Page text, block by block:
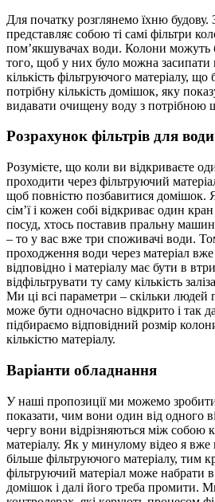
Для початку розглянемо їхню будову.
представляє собою ті самі фільтри
пом’якшувачах води. Колони можуть
того, щоб у них було можна засипати
кількість фільтруючого матеріалу, що
потрібну кількість домішок, яку
видавати очищену воду з потрібною
Розрахунок фільтрів для води
Розумієте, що коли ви відкриваєте
проходити через фільтруючий
щоб повністю позбавитися домішок.
сім’ї і кожен собі відкриває один
посуд, хтось поставив пральну
– то у вас вже три споживачі води.
проходження води через матеріал
відповідно і матеріалу має бути в
відфільтрувати ту саму кількість
Ми ці всі параметри – скільки людей
може бути одночасно відкрито і так
підбираємо відповідний розмір
кількістю матеріалу.
Варіанти обладнання
У наші пропозиції ми можемо зробити
показати, чим вони один від одного
чергу вони відрізняються між собою
матеріалу. Як у минулому відео я
більше фільтруючого матеріалу, тим
фільтруючий матеріал може набрати в
домішок і далі його треба промити.